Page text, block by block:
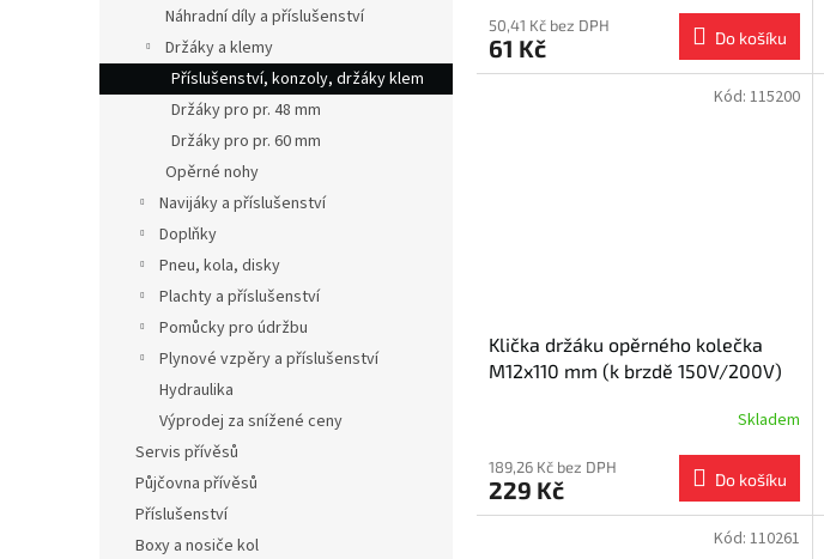
Náhradní díly a příslušenství
Držáky a klemy
Příslušenství, konzoly, držáky klem
Držáky pro pr. 48 mm
Držáky pro pr. 60 mm
Opěrné nohy
Navijáky a příslušenství
Doplňky
Pneu, kola, disky
Plachty a příslušenství
Pomůcky pro údržbu
Plynové vzpěry a příslušenství
Hydraulika
Výprodej za snížené ceny
Servis přívěsů
Půjčovna přívěsů
Příslušenství
Boxy a nosiče kol
50,41 Kč bez DPH
61 Kč Do košíku
Klička držáku opěrného kolečka
M12x110 mm (k brzdě 150V/200V)
Skladem
189,26 Kč bez DPH
229 Kč Do košíku
Kód: 115200
Kód: 110261